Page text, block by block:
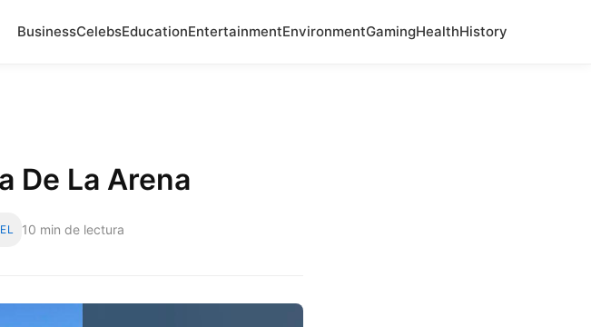
BusinessCelebsEducationEntertainmentEnvironmentGamingHealthHistory
De La Arena
10 min de lectura